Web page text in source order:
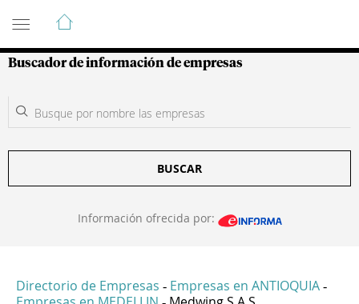
Guía de Empresas Colombianas
Buscador de información de empresas
BUSCAR
Información ofrecida por:
Directorio de Empresas - Empresas en ANTIOQUIA -